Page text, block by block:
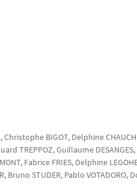
, Christophe BIGOT, Delphine
TREPPOZ, Guillaume DESANGES
, Fabrice FRIES, Delphine
, Bruno STUDER, Pablo VOTADORO,